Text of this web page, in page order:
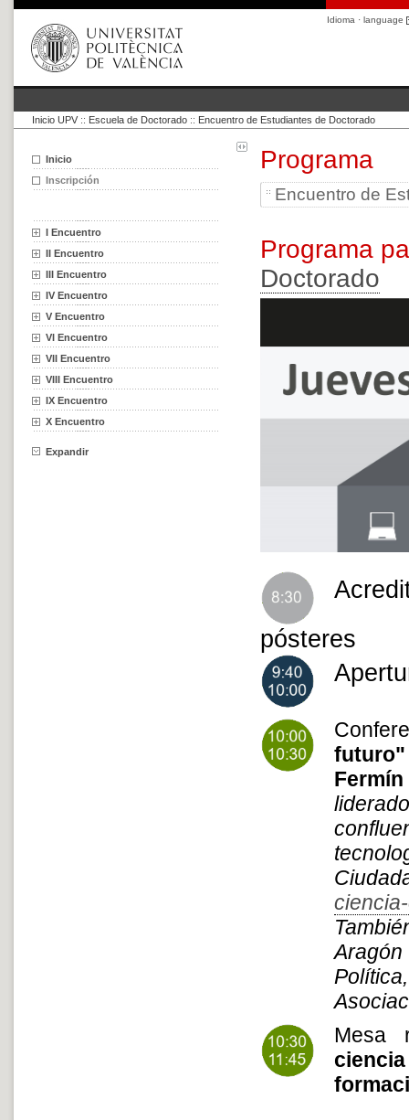
Idioma · language
Inicio UPV :: Escuela de Doctorado :: Encuentro de Estudiantes de Doctorado
Inicio
Inscripción
I Encuentro
II Encuentro
III Encuentro
IV Encuentro
V Encuentro
VI Encuentro
VII Encuentro
VIII Encuentro
IX Encuentro
X Encuentro
Expandir
Programa
Encuentro de
Programa
Doctorado
pósteres
futuro"
Mesa